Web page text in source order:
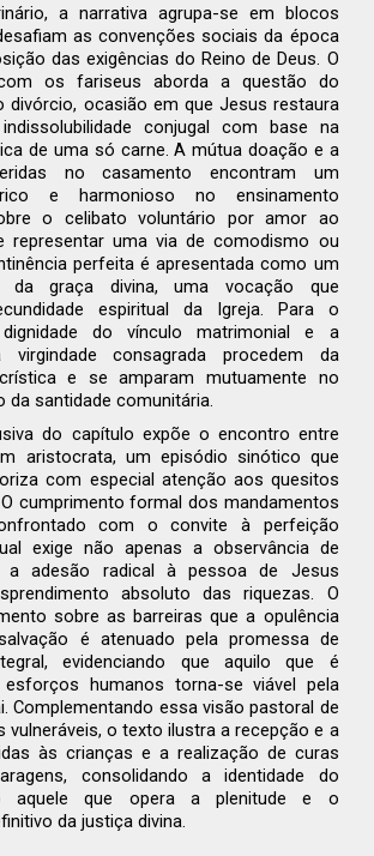
a narrativa agrupa-se em blocos
as convenções sociais da época
das exigências do Reino de Deus. O
os fariseus aborda a questão do
divórcio, ocasião em que Jesus restaura
conjugal com base na
de uma só carne. A mútua doação e a
no casamento encontram um
e harmonioso no ensinamento
o celibato voluntário por amor ao
representar uma via de comodismo ou
perfeita é apresentada como um
da graça divina, uma vocação que
espiritual da Igreja. Para o
do vínculo matrimonial e a
virgindade consagrada procedem da
e se amparam mutuamente no
da santidade comunitária.
do capítulo expõe o encontro entre
aristocrata, um episódio sinótico que
com especial atenção aos quesitos
cumprimento formal dos mandamentos
com o convite à perfeição
exige não apenas a observância de
a adesão radical à pessoa de Jesus
absoluto das riquezas. O
sobre as barreiras que a opulência
é atenuado pela promessa de
evidenciando que aquilo que é
humanos torna-se viável pela
Complementando essa visão pastoral de
vulneráveis, o texto ilustra a recepção e a
às crianças e a realização de curas
consolidando a identidade do
aquele que opera a plenitude e o
da justiça divina.